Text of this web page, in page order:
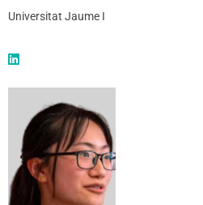
Universitat Jaume I